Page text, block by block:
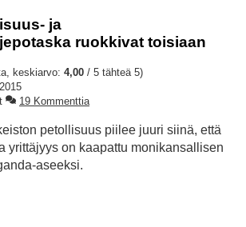
ja
ruokkivat toisiaan
keskiarvo: 4,00 / 5 tähteä 5)
19 Kommenttia
petollisuus piilee juuri siinä, että
yrittäjyys on kaapattu monikansallisen
aseeksi.